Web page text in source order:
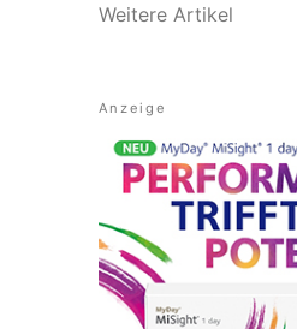
Weitere Artikel